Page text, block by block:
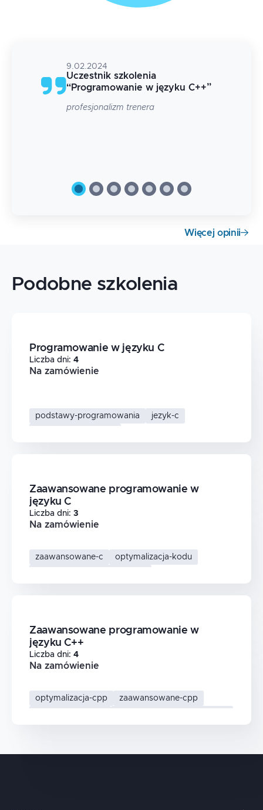
9.02.2024
Uczestnik szkolenia
“Programowanie w języku C++”
profesjonalizm trenera
Więcej opinii
Podobne szkolenia
Programowanie w języku C
Liczba dni: 4
Na zamówienie
podstawy-programowania
jezyk-c
Zaawansowane programowanie w
języku C
Liczba dni: 3
Na zamówienie
zaawansowane-c
optymalizacja-kodu
Zaawansowane programowanie w
języku C++
Liczba dni: 4
Na zamówienie
optymalizacja-cpp
zaawansowane-cpp